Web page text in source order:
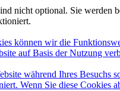
nicht optional. Sie werden
können wir die
auf Basis der Nutzung
während Ihres Besuchs
Wenn Sie diese Cookies